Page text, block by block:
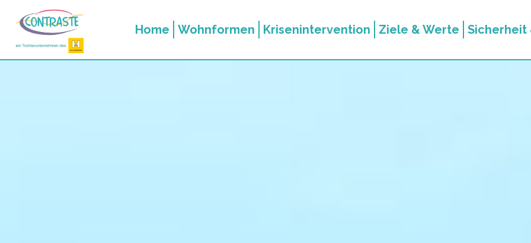
Home Wohnformen Krisenintervention Ziele & Werte Sicherheit